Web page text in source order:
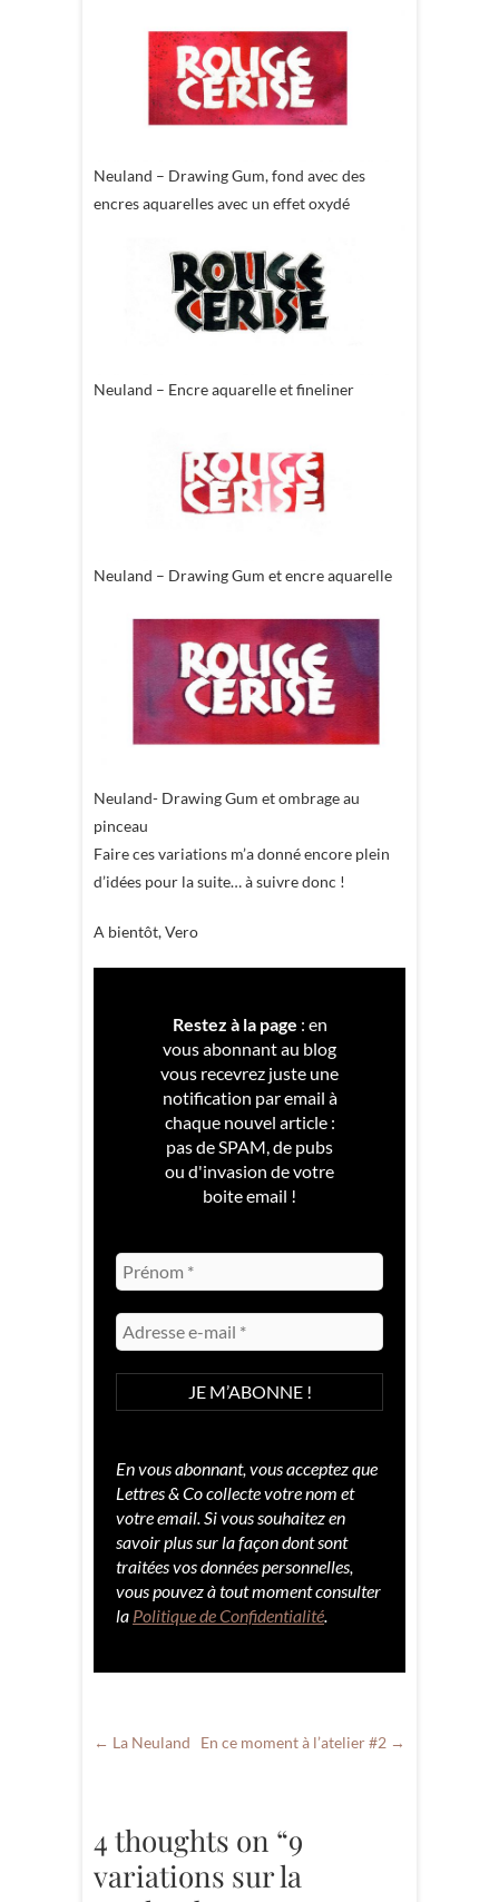
Neuland – Drawing Gum, fond avec des
encres aquarelles avec un effet oxydé
Neuland – Encre aquarelle et fineliner
Neuland – Drawing Gum et encre aquarelle
Neuland- Drawing Gum et ombrage au
pinceau
Faire ces variations m’a donné encore plein
d’idées pour la suite… à suivre donc !
A bientôt, Vero
Restez à la page : en
vous abonnant au blog
vous recevrez juste une
notification par email à
chaque nouvel article :
pas de SPAM, de pubs
ou d'invasion de votre
boite email !
En vous abonnant, vous acceptez que
Lettres & Co collecte votre nom et
votre email. Si vous souhaitez en
savoir plus sur la façon dont sont
traitées vos données personnelles,
vous pouvez à tout moment consulter
la Politique de Confidentialité
← La Neuland En ce moment à l’atelier #2 →
4 thoughts on “9
variations sur la